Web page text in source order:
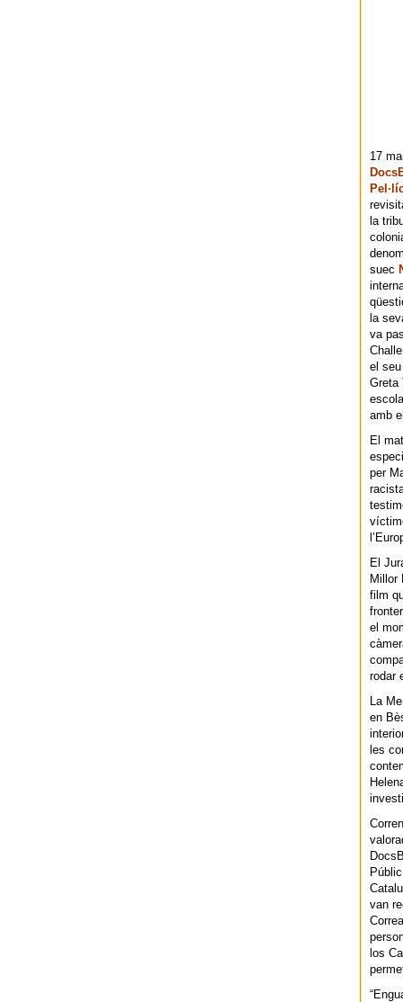
17
la
suec
la
va
el
Greta
amb
El
per
El
Millor
film
el
rodar
La
en
les
van
los